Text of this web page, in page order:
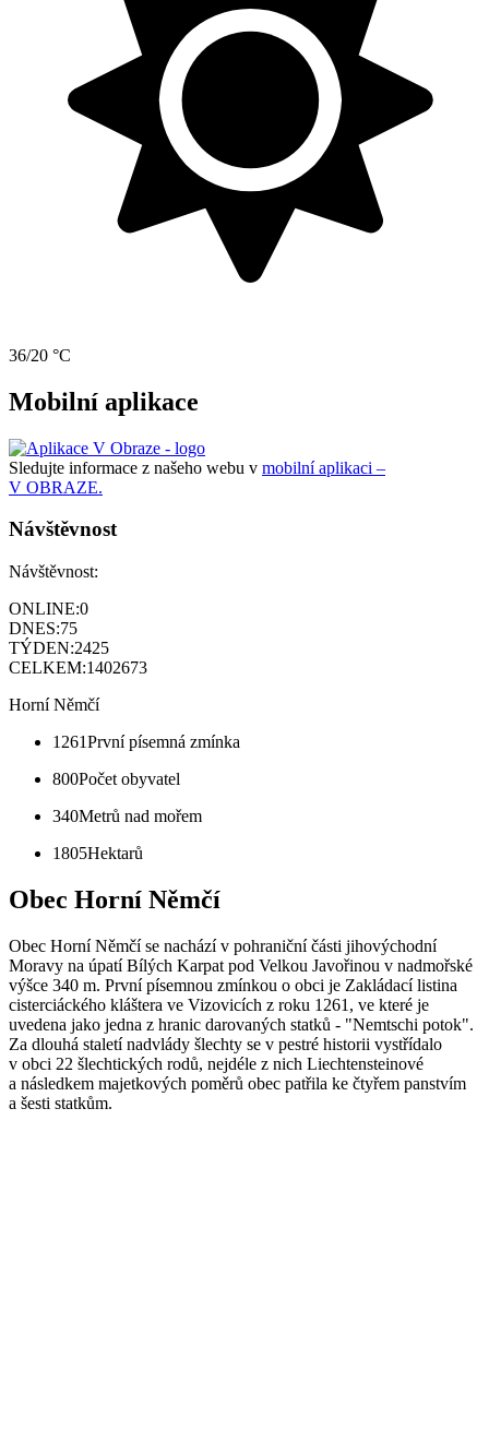
36/20 °C
Mobilní aplikace
Sledujte informace z našeho webu v mobilní aplikaci –
V OBRAZE.
Návštěvnost
Návštěvnost:
ONLINE:0
DNES:75
TÝDEN:2425
CELKEM:1402673
Horní Němčí
1261První písemná zmínka
800Počet obyvatel
340Metrů nad mořem
1805Hektarů
Obec Horní Němčí
Obec Horní Němčí se nachází v pohraniční části jihovýchodní
Moravy na úpatí Bílých Karpat pod Velkou Javořinou v nadmořské
výšce 340 m. První písemnou zmínkou o obci je Zakládací listina
cisterciáckého kláštera ve Vizovicích z roku 1261, ve které je
uvedena jako jedna z hranic darovaných statků - "Nemtschi potok".
Za dlouhá staletí nadvlády šlechty se v pestré historii vystřídalo
v obci 22 šlechtických rodů, nejdéle z nich Liechtensteinové
a následkem majetkových poměrů obec patřila ke čtyřem panstvím
a šesti statkům.